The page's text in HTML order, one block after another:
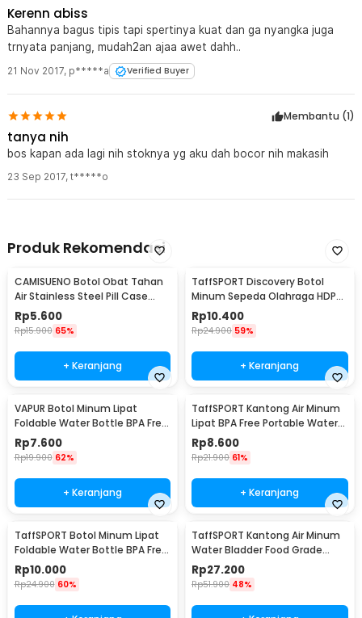
Kerenn abiss
Bahannya bagus tipis tapi spertinya kuat dan ga nyangka juga
trnyata panjang, mudah2an ajaa awet dahh..
21 Nov 2017, p*****a Verified Buyer
Membantu (1)
tanya nih
bos kapan ada lagi nih stoknya yg aku dah bocor nih makasih
23 Sep 2017, t*****o
Produk Rekomendasi
CAMISUENO Botol Obat Tahan
Air Stainless Steel Pill Case
Travel EDC - JS207
Rp5.600
Rp15.900 65%
+ Keranjang
TaffSPORT Discovery Botol
Minum Sepeda Olahraga HDPE
Dust Cover 650ml - 3026
Rp10.400
Rp24.900 59%
+ Keranjang
VAPUR Botol Minum Lipat
Foldable Water Bottle BPA Free
Karabiner 500ml - V5
Rp7.600
Rp19.900 62%
+ Keranjang
TaffSPORT Kantong Air Minum
Lipat BPA Free Portable Water
Bag 5L - SD-10
Rp8.600
Rp21.900 61%
+ Keranjang
TaffSPORT Botol Minum Lipat
Foldable Water Bottle BPA Free
700ml - S29
Rp10.000
Rp24.900 60%
TaffSPORT Kantong Air Minum
Water Bladder Food Grade
Hydration Bag 2L - SD16
Rp27.200
Rp51.900 48%